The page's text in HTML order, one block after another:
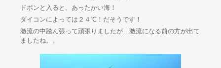
ドボンと入ると、あったかい海！
ダイコンによっては２４℃！だそうです！
激流の中踏ん張って頑張りましたが…激流になる前の方が出て
ましたね。。